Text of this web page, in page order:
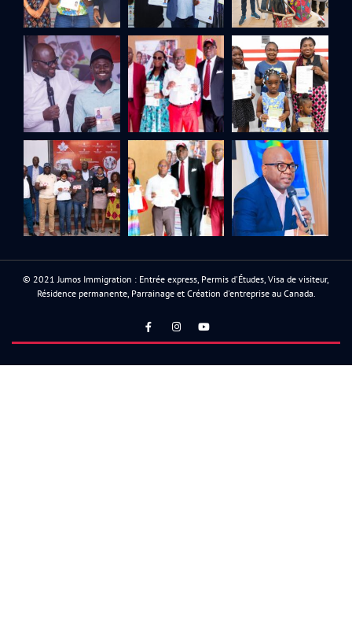
© 2021 Jumos Immigration : Entrée express, Permis d'Études, Visa de visiteur,
Résidence permanente, Parrainage et Création d'entreprise au Canada.